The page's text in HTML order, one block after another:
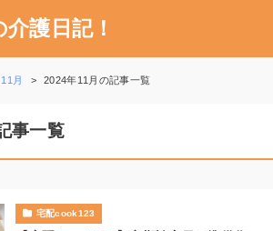
護日記！
11月 2024年11月の記事一覧
事一覧
宅配cook123